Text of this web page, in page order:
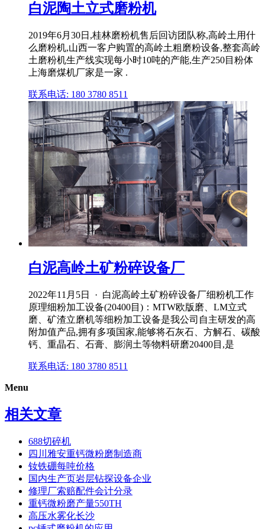
白泥陶土立式磨粉机
2019年6月30日,桂林磨粉机售后回访团队称,高岭土用什
么磨粉机,山西一客户购置的高岭土粗磨粉设备,整套高岭
土磨粉机生产线实现每小时10吨的产能,生产250目粉体
上海磨煤机厂家是一家 .
联系电话: 180 3780 8511
白泥高岭土矿粉碎设备厂
2022年11月5日 · 白泥高岭土矿粉碎设备厂细粉机工作
原理细粉加工设备(20400目)：MTW欧版磨、LM立式
磨、矿渣立磨机等细粉加工设备是我公司自主研发的高
附加值产品,拥有多项国家,能够将石灰石、方解石、碳酸
钙、重晶石、石膏、膨润土等物料研磨20400目,是
联系电话: 180 3780 8511
Menu
相关文章
688切碎机
四川雅安重钙微粉磨制造商
钕铁硼每吨价格
国内生产页岩层钻探设备企业
修理厂索赔配件会计分录
重钙微粉磨产量550TH
高压水雾化长沙